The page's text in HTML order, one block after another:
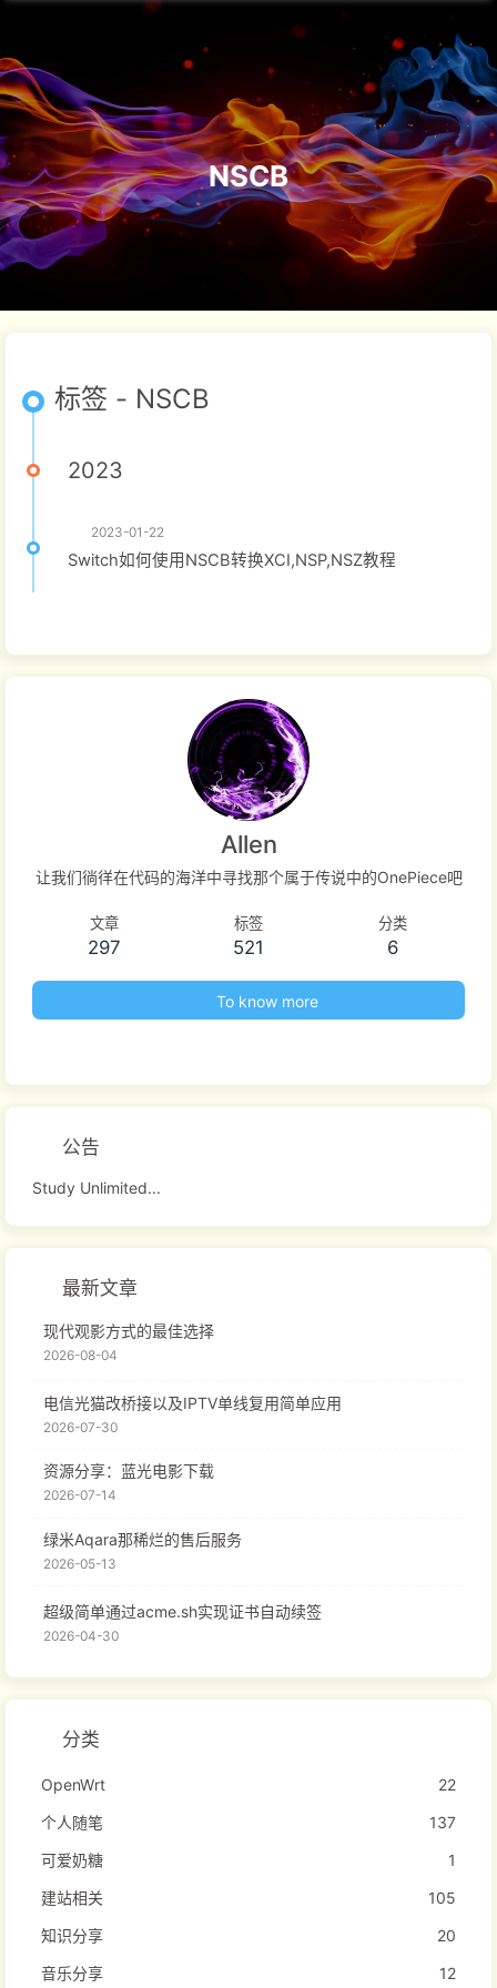
NSCB
标签 - NSCB
2023
2023-01-22
Switch如何使用NSCB转换XCI,NSP,NSZ教程
Allen
让我们徜徉在代码的海洋中寻找那个属于传说中的OnePiece吧
文章
297
标签
521
分类
6
To know more
公告
Study Unlimited...
最新文章
现代观影方式的最佳选择
2026-08-04
电信光猫改桥接以及IPTV单线复用简单应用
2026-07-30
资源分享：蓝光电影下载
2026-07-14
绿米Aqara那稀烂的售后服务
2026-05-13
超级简单通过acme.sh实现证书自动续签
2026-04-30
分类
OpenWrt
22
个人随笔
137
可爱奶糖
1
建站相关
105
知识分享
20
音乐分享
12